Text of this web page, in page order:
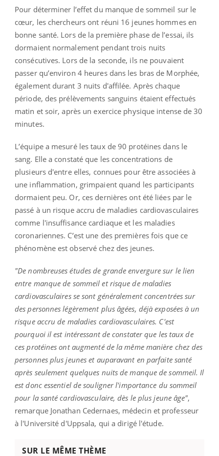
Pour déterminer l’effet du manque de sommeil sur le
cœur, les chercheurs ont réuni 16 jeunes hommes en
bonne santé. Lors de la première phase de l’essai, ils
dormaient normalement pendant trois nuits
consécutives. Lors de la seconde, ils ne pouvaient
passer qu’environ 4 heures dans les bras de Morphée,
également durant 3 nuits d'affilée. Après chaque
période, des prélèvements sanguins étaient effectués
matin et soir, après un exercice physique intense de 30
minutes.
L’équipe a mesuré les taux de 90 protéines dans le
sang. Elle a constaté que les concentrations de
plusieurs d'entre elles, connues pour être associées à
une inflammation, grimpaient quand les participants
dormaient peu. Or, ces dernières ont été liées par le
passé à un risque accru de maladies cardiovasculaires
comme l'insuffisance cardiaque et les maladies
coronariennes. C’est une des premières fois que ce
phénomène est observé chez des jeunes.
"De nombreuses études de grande envergure sur le lien
entre manque de sommeil et risque de maladies
cardiovasculaires se sont généralement concentrées sur
des personnes légèrement plus âgées, déjà exposées à un
risque accru de maladies cardiovasculaires. C'est
pourquoi il est intéressant de constater que les taux de
ces protéines ont augmenté de la même manière chez des
personnes plus jeunes et auparavant en parfaite santé
après seulement quelques nuits de manque de sommeil. Il
est donc essentiel de souligner l'importance du sommeil
pour la santé cardiovasculaire, dès le plus jeune âge",
remarque Jonathan Cedernaes, médecin et professeur
à l'Université d'Uppsala, qui a dirigé l'étude.
SUR LE MÊME THÈME